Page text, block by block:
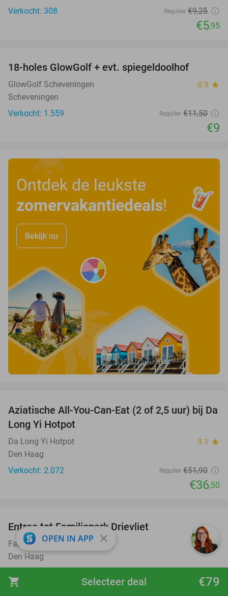
shopping_cart €79
Selecteer deal
Verkocht: 308
Regulier €9,25
€5,95
18-holes GlowGolf + evt. spiegeldoolhof
GlowGolf Scheveningen 8.9 star
Scheveningen
Verkocht: 1.559
Regulier €11,50
€9
Ontdek de leukste
zomervakantiedeals!
Bekijk nu
30%
Aziatische All-You-Can-Eat (2 of 2,5 uur) bij Da
Long Yi Hotpot
Da Long Yi Hotpot 9.1 star
Den Haag
Verkocht: 2.072
Regulier €51,90
€36,50
21%
Entree tot Familiepark Drievliet
Familiepark Drievliet 9.2star
Den Haag
€26,50
OPEN IN APP close